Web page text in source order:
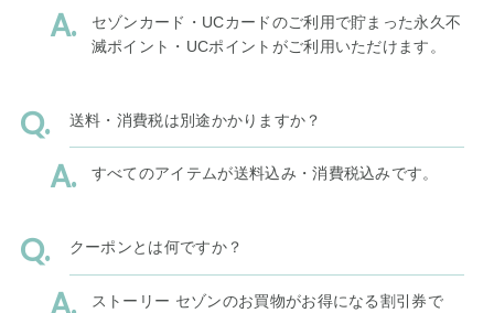
セゾンカード・UCカードのご利用で貯まった永久不
滅ポイント・UCポイントがご利用いただけます。
送料・消費税は別途かかりますか？
すべてのアイテムが送料込み・消費税込みです。
クーポンとは何ですか？
ストーリー セゾンのお買物がお得になる割引券で